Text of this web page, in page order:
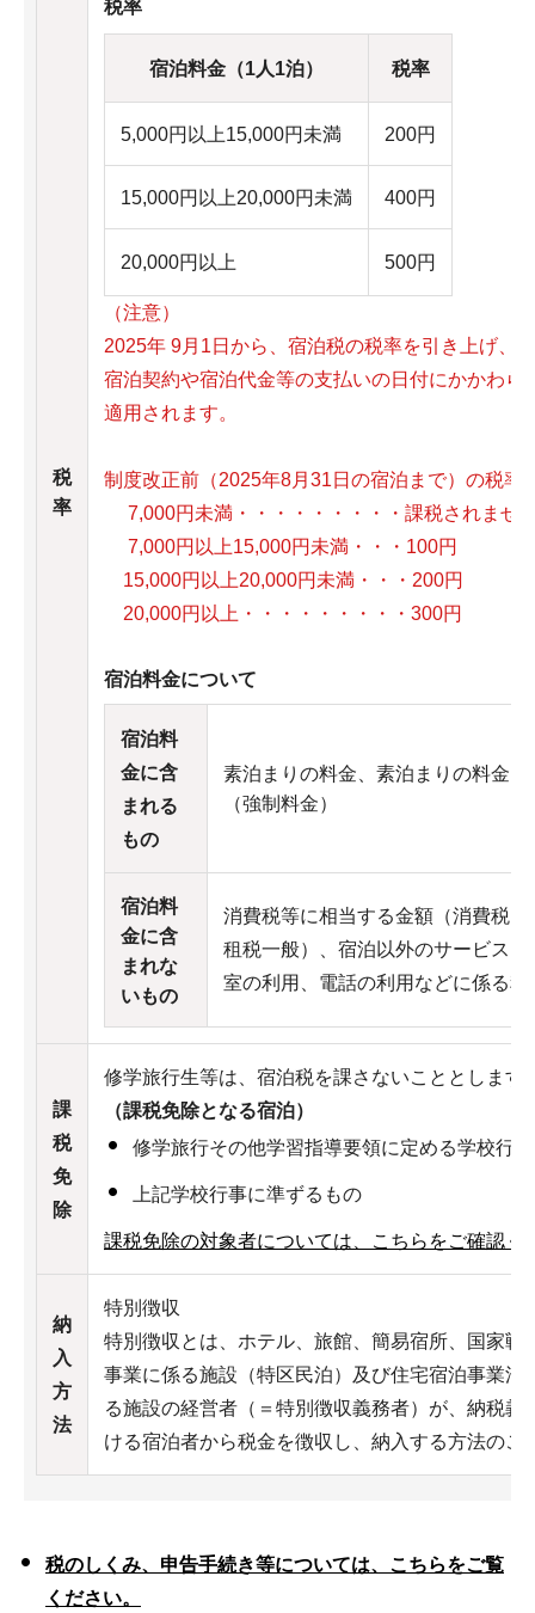
税
率
税率
宿泊料金（1人1泊） 税率
5,000円以上15,000円未満 200円
15,000円以上20,000円未満 400円
20,000円以上 500円
（注意）
2025年 9月1日から、宿泊税の税率を引き上げ、
宿泊契約や宿泊代金等の支払いの日付にかかわら
適用されます。
制度改正前（2025年8月31日の宿泊まで）の税率
7,000円未満・・・・・・・・・課税されませ
7,000円以上15,000円未満・・・100円
15,000円以上20,000円未満・・・200円
20,000円以上・・・・・・・・・300円
宿泊料金について
宿泊料
金に含
まれる
もの
素泊まりの料金、素泊まりの料金
（強制料金）
宿泊料
金に含
まれな
いもの
消費税等に相当する金額（消費税
租税一般）、宿泊以外のサービス
室の利用、電話の利用などに係る料
課
税
免
除
修学旅行生等は、宿泊税を課さないこととしま
（課税免除となる宿泊）
修学旅行その他学習指導要領に定める学校行事
上記学校行事に準ずるもの
課税免除の対象者については、こちらをご確認く
納
入
方
法
特別徴収
特別徴収とは、ホテル、旅館、簡易宿所、国家戦
事業に係る施設（特区民泊）及び住宅宿泊事業法
る施設の経営者（＝特別徴収義務者）が、納税義
ける宿泊者から税金を徴収し、納入する方法のこ
税のしくみ、申告手続き等については、こちらをご覧
ください。